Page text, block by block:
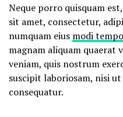
Neque porro quisquam
sit amet, consectetur,
numquam eius modi
magnam aliquam quaerat
veniam, quis nostrum
suscipit laboriosam, nisi
consequatur.